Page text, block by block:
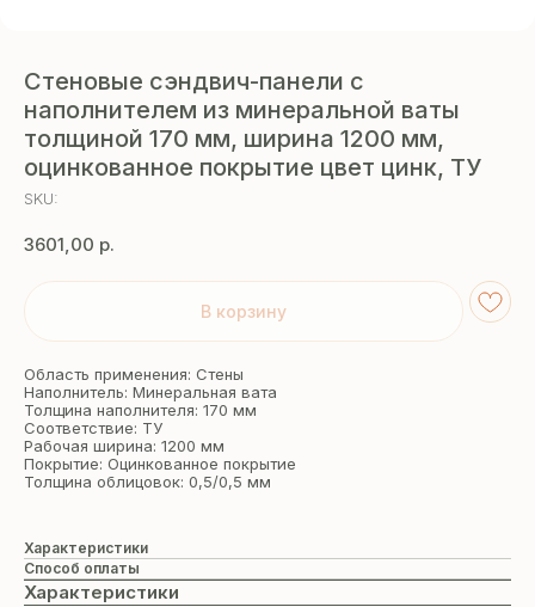
Стеновые сэндвич-панели с
наполнителем из минеральной ваты
толщиной 170 мм, ширина 1200 мм,
оцинкованное покрытие цвет цинк, ТУ
SKU:
3601,00 р.
В корзину
Область применения: Стены
Наполнитель: Минеральная вата
Толщина наполнителя: 170 мм
Соответствие: ТУ
Рабочая ширина: 1200 мм
Покрытие: Оцинкованное покрытие
Толщина облицовок: 0,5/0,5 мм
Характеристики
Способ оплаты
Характеристики